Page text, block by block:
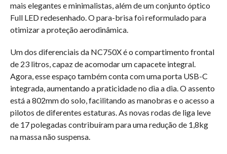
mais elegantes e minimalistas, além de um conjunto óptico
Full LED redesenhado. O para-brisa foi reformulado para
otimizar a proteção aerodinâmica.
Um dos diferenciais da NC750X é o compartimento frontal
de 23 litros, capaz de acomodar um capacete integral.
Agora, esse espaço também conta com uma porta USB-C
integrada, aumentando a praticidade no dia a dia. O assento
está a802mmdo solo, facilitando as manobras e o acesso a
pilotos de diferentes estaturas. As novas rodas de liga leve
de 17 polegadas contribuíram para uma redução de 1,8kg
na massa não suspensa.